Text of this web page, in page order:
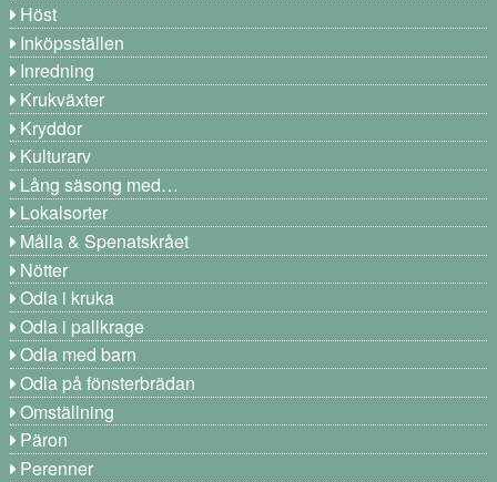
Höst
Inköpsställen
Inredning
Krukväxter
Kryddor
Kulturarv
Lång säsong med…
Lokalsorter
Målla & Spenatskrået
Nötter
Odla i kruka
Odla i pallkrage
Odla med barn
Odla på fönsterbrädan
Omställning
Päron
Perenner